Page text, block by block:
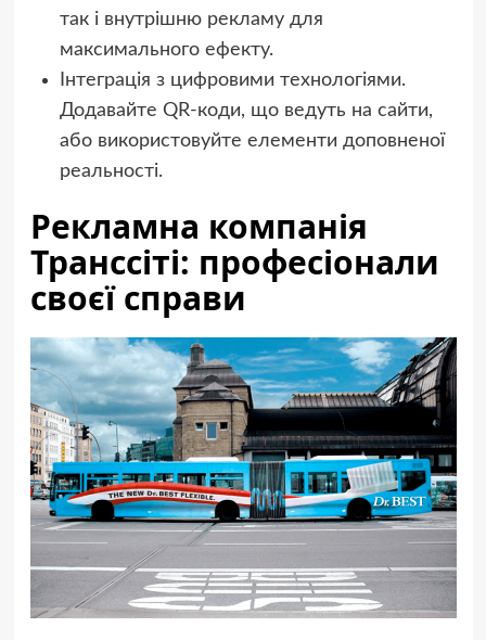
так і внутрішню рекламу для
максимального ефекту.
Інтеграція з цифровими технологіями.
Додавайте QR-коди, що ведуть на сайти,
або використовуйте елементи доповненої
реальності.
Рекламна компанія
Транссіті: професіонали
своєї справи